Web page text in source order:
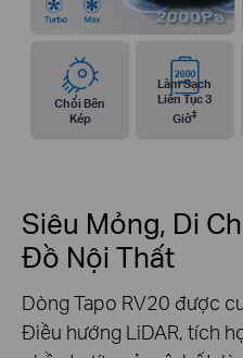
Chổi Bên
Kép
Làm Sạch
Liên Tục 3
Giờ‡
Siêu Mỏng, Di
Đồ Nội Thất
Dòng Tapo RV20 được
Điều hướng LiDAR, tích